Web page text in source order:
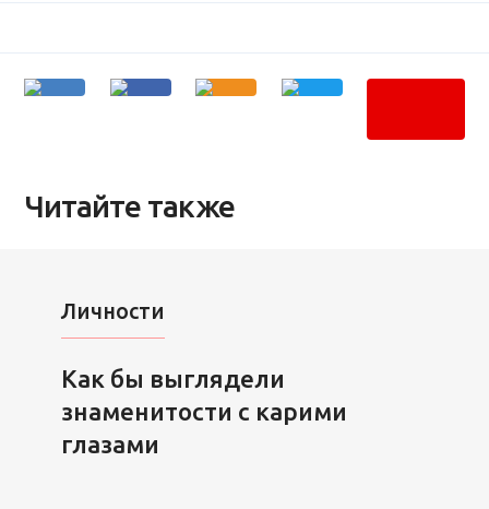
Читайте также
Личности
Как бы выглядели
знаменитости с карими
глазами